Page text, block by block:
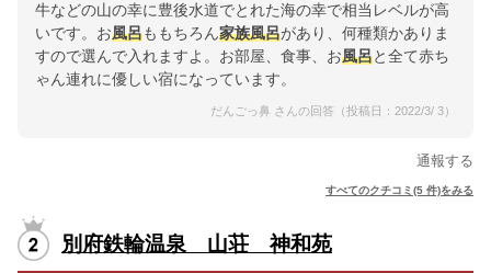
牛などの山の幸に豊後水道でとれた海の幸で相当レベルが高
いです。お風呂ももちろん家族風呂があり、何種類かありま
すので選んで入れますよ。お部屋、食事、お風呂と全て赤ち
ゃん連れに優しい宿になっています。
だんごっ鼻 さんの回答（投稿日：2022/3/ 3）
通報する
すべてのクチコミ(5 件)をみる
別府鉄輪温泉 山荘 神和苑